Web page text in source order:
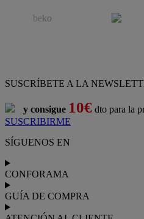
SUSCRÍBETE A LA
y consigue 10€ dto para la
SUSCRIBIRME
SÍGUENOS EN
CONFORAMA
GUÍA DE COMPRA